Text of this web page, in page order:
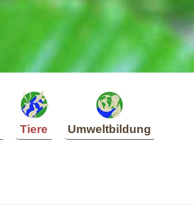
Tiere Umweltbildung